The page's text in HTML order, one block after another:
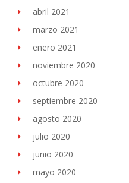
abril 2021
marzo 2021
enero 2021
noviembre 2020
octubre 2020
septiembre 2020
agosto 2020
julio 2020
junio 2020
mayo 2020